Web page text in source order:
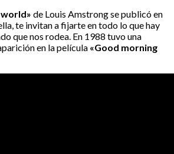
de Louis Amstrong se publicó en
te invitan a fijarte en todo lo que hay
que nos rodea. En 1988 tuvo una
en la película «Good morning